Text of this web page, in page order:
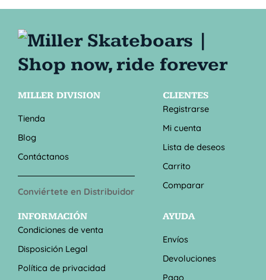
MILLER DIVISION
Tienda
Blog
Contáctanos
Conviértete en Distribuidor
CLIENTES
Registrarse
Mi cuenta
Lista de deseos
Carrito
Comparar
INFORMACIÓN
Condiciones de venta
Disposición Legal
Política de privacidad
AYUDA
Envíos
Devoluciones
Pago